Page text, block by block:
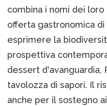
combina i nomi dei
offerta gastronomica
esprimere la
prospettiva
dessert d'avanguardia,
tavolozza di sapori. Il
anche per il sostegno